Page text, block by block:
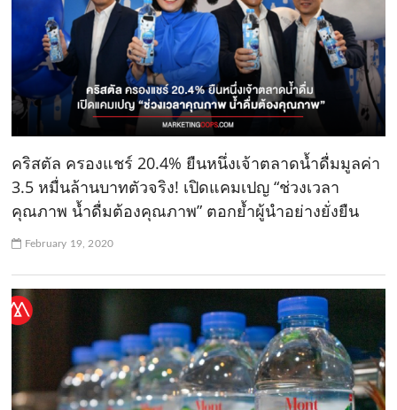
คริสตัล ครองแชร์ 20.4% ยืนหนึ่งเจ้าตลาดน้ำดื่มมูลค่า
3.5 หมื่นล้านบาทตัวจริง! เปิดแคมเปญ “ช่วงเวลา
คุณภาพ น้ำดื่มต้องคุณภาพ” ตอกย้ำผู้นำอย่างยั่งยืน
February 19, 2020